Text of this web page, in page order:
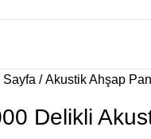
Sayfa Akustik Ahşap
Delikli